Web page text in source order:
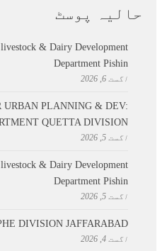
حالیہ پوسٹ
& Dairy Development
Department Pishin
اگست 6, 2026
URBAN PLANNING & DEV:
QUETTA DIVISION
اگست 5, 2026
& Dairy Development
Department Pishin
اگست 5, 2026
DIVISION JAFFARABAD
اگست 4, 2026